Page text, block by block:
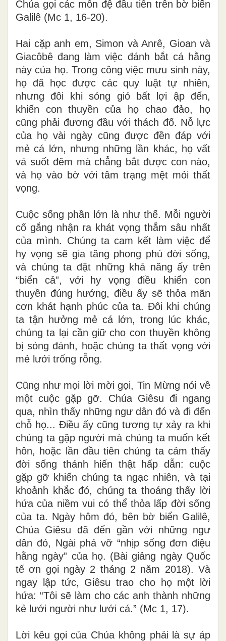
Chúa gọi các môn đệ đầu tiên trên bờ biển
Galilê (Mc 1, 16-20).
Hai cặp anh em, Simon và Anrê, Gioan và
Giacôbê đang làm việc đánh bắt cá hằng
này của họ. Trong công việc mưu sinh này,
họ đã học được các quy luật tự nhiên,
nhưng đôi khi sóng gió bất lợi ập đến,
khiến con thuyền của họ chao đảo, họ
cũng phải đương đầu với thách đố. Nỗ lực
của họ vài ngày cũng được đền đáp với
mẻ cá lớn, nhưng những lần khác, họ vất
vả suốt đêm mà chẳng bắt được con nào,
và họ vào bờ với tâm trạng mệt mỏi thất
vọng.
Cuộc sống phần lớn là như thế. Mỗi người
cố gắng nhận ra khát vọng thẳm sâu nhất
của mình. Chúng ta cam kết làm việc để
hy vọng sẽ gia tăng phong phú đời sống,
và chúng ta đặt những khả năng ấy trên
“biển cả”, với hy vọng điều khiển con
thuyền đúng hướng, điều ấy sẽ thỏa mãn
cơn khát hạnh phúc của ta. Đôi khi chúng
ta tận hưởng mẻ cá lớn, trong lúc khác,
chúng ta lại cần giữ cho con thuyền không
bị sóng đánh, hoặc chúng ta thất vọng với
mẻ lưới trống rỗng.
Cũng như mọi lời mời gọi, Tin Mừng nói về
một cuộc gặp gỡ. Chúa Giêsu đi ngang
qua, nhìn thấy những ngư dân đó và đi đến
chỗ họ... Điều ấy cũng tương tự xảy ra khi
chúng ta gặp người mà chúng ta muốn kết
hôn, hoặc lần đầu tiên chúng ta cảm thấy
đời sống thánh hiến thật hấp dẫn: cuộc
gặp gỡ khiến chúng ta ngạc nhiên, và tại
khoảnh khắc đó, chúng ta thoáng thấy lời
hứa của niềm vui có thể thỏa lấp đời sống
của ta. Ngày hôm đó, bên bờ biển Galilê,
Chúa Giêsu đã đến gần với những ngư
dân đó, Ngài phá vỡ “nhịp sống đơn điệu
hằng ngày” của họ. (Bài giảng ngày Quốc
tế ơn gọi ngày 2 tháng 2 năm 2018). Và
ngay lập tức, Giêsu trao cho họ một lời
hứa: “Tôi sẽ làm cho các anh thành những
kẻ lưới người như lưới cá.” (Mc 1, 17).
Lời kêu gọi của Chúa không phải là sự áp